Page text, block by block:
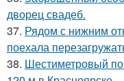
дворец свадеб.
37. Рядом с нижним
поехала
38. Шестиметровый